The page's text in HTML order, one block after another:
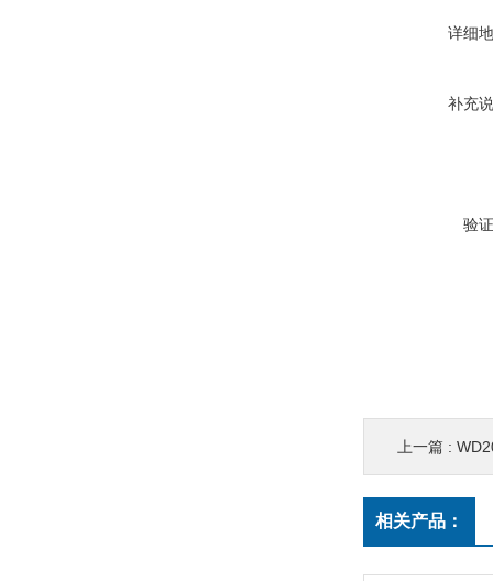
详细
补充
验
上一篇 :
相关产品：